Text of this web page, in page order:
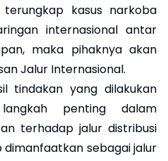
terungkap kasus narkoba
internasional antar
maka pihaknya akan
Jalur Internasional.
tindakan yang dilakukan
penting dalam
terhadap jalur distribusi
sebagai jalur